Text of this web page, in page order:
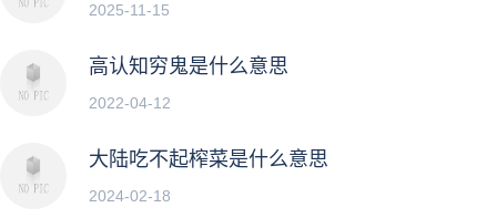
2025-11-15
高认知穷鬼是什么意思
2022-04-12
大陆吃不起榨菜是什么意思
2024-02-18